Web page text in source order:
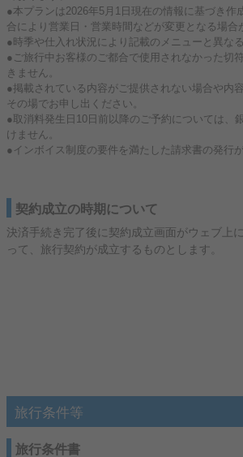
●本プランは2026年5月1日現在の情報に基づき作
合により営業日・営業時間などが変更となる場合
●時季や仕入れ状況により記載のメニューと異な
●ご旅行中お客様のご都合で使用されなかった切
きません。
●掲載されている内容がご提供されない場合や内
その場でお申し出ください。
●取消料発生日10日前以降のご予約については、
けません。
●インボイス制度の要件を満たした請求書の発行が
契約成立の時期について
決済手続き完了後に契約成立画面がウェブ上
って、旅行契約が成立するものとします。
旅行条件等
旅行条件書